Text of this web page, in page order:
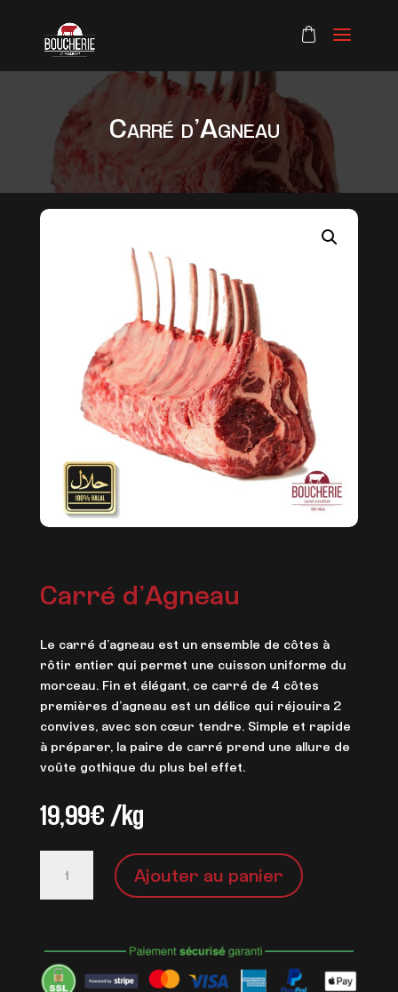
Carré d’Agneau
Carré d’Agneau
Le carré d’agneau est un ensemble de côtes à
rôtir entier qui permet une cuisson uniforme du
morceau. Fin et élégant, ce carré de 4 côtes
premières d’agneau est un délice qui réjouira 2
convives, avec son cœur tendre. Simple et rapide
à préparer, la paire de carré prend une allure de
voûte gothique du plus bel effet.
19,99€/kg
Carré
Ajouter au panier